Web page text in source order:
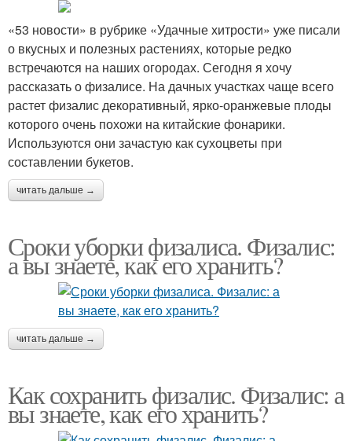
Декоративный физалис
Овощной физалис Физалис по сорту
Спелый физалис
«53 новости» в рубрике «Удачные хитрости» уже писали
о вкусных и полезных растениях, которые редко
встречаются на наших огородах. Сегодня я хочу
рассказать о физалисе. На дачных участках чаще всего
растет физалис декоративный, ярко-оранжевые плоды
которого очень похожи на китайские фонарики.
Используются они зачастую как сухоцветы при
составлении букетов.
читать дальше →
Сроки уборки физалиса. Физалис:
а вы знаете, как его хранить?
читать дальше →
Как сохранить физалис. Физалис: а
вы знаете, как его хранить?